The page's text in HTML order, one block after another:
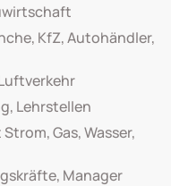
KfZ, Autohändler,
Lehrstellen
Gas, Wasser,
Manager